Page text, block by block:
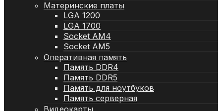
Материнские платы
LGA 1200
LGA 1700
Socket AM4
Socket AM5
Оперативная память
Память DDR4
Память DDR5
Память для ноутбуков
Память серверная